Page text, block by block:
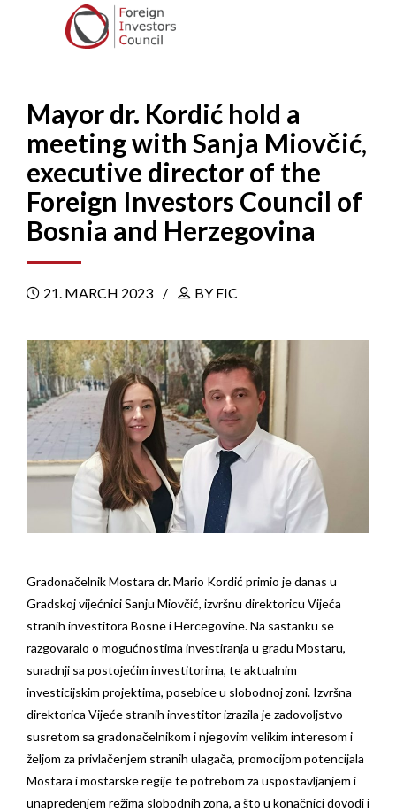
Mayor dr. Kordić hold a
meeting with Sanja Miovčić,
executive director of the
Foreign Investors Council of
Bosnia and Herzegovina
21. MARCH 2023 BY FIC
Gradonačelnik Mostara dr. Mario Kordić primio je danas u
Gradskoj vijećnici Sanju Miovčić, izvršnu direktoricu Vijeća
stranih investitora Bosne i Hercegovine. Na sastanku se
razgovaralo o mogućnostima investiranja u gradu Mostaru,
suradnji sa postojećim investitorima, te aktualnim
investicijskim projektima, posebice u slobodnoj zoni. Izvršna
direktorica Vijeće stranih investitor izrazila je zadovoljstvo
susretom sa gradonačelnikom i njegovim velikim interesom i
željom za privlačenjem stranih ulagača, promocijom potencijala
Mostara i mostarske regije te potrebom za uspostavljanjem i
unapređenjem režima slobodnih zona, a što u konačnici dovodi i